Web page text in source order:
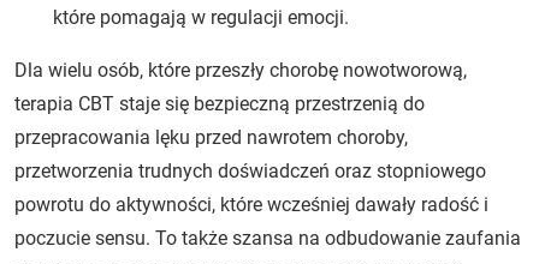
które pomagają w regulacji emocji.
Dla wielu osób, które przeszły chorobę nowotworową,
terapia CBT staje się bezpieczną przestrzenią do
przepracowania lęku przed nawrotem choroby,
przetworzenia trudnych doświadczeń oraz stopniowego
powrotu do aktywności, które wcześniej dawały radość i
poczucie sensu. To także szansa na odbudowanie zaufania